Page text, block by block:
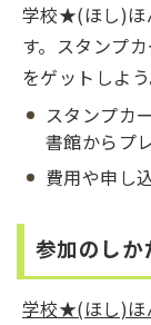
学校★(ほし)ほ
す。スタンプ
をゲットしよう
スタンプカ
書館からプ
費用や申し
参加のしか
学校★(ほし)ほ